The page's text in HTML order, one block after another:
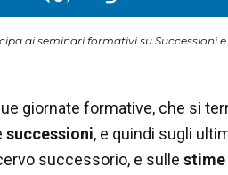
ai seminari formativi su Successioni
giornate formative, che si
successioni, e quindi sugli
successorio, e sulle